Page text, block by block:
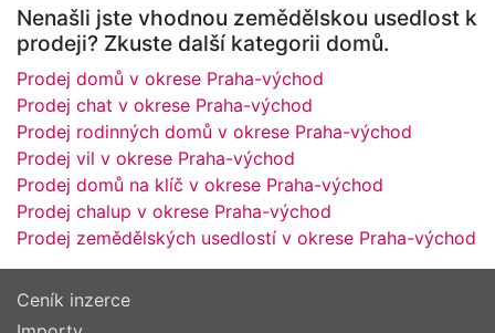
Nenašli jste vhodnou zemědělskou usedlost k
prodeji? Zkuste další kategorii domů.
Prodej domů v okrese Praha-východ
Prodej chat v okrese Praha-východ
Prodej rodinných domů v okrese Praha-východ
Prodej vil v okrese Praha-východ
Prodej domů na klíč v okrese Praha-východ
Prodej chalup v okrese Praha-východ
Prodej zemědělských usedlostí v okrese Praha-východ
Ceník inzerce